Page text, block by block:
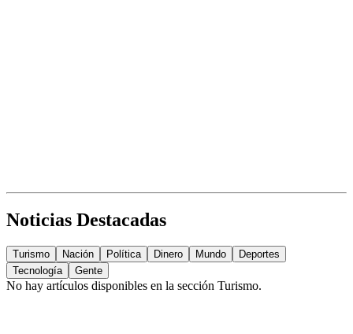
Noticias Destacadas
Turismo Nación Política Dinero Mundo
Deportes
Tecnología
Gente
No hay artículos disponibles en la sección Turismo.